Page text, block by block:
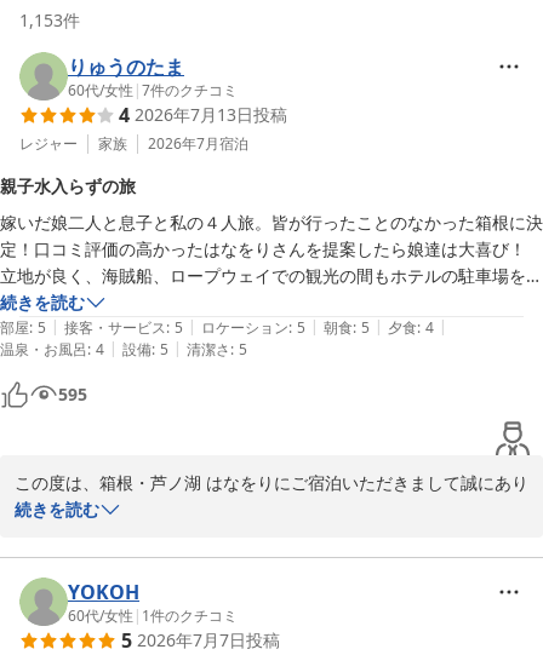
1,153件
りゅうのたま
60代/女性 |7件のクチコミ
4 2026年7月13日投稿
レジャー 家族 2026年7月宿泊
親子水入らずの旅
嫁いだ娘二人と息子と私の４人旅。皆が行ったことのなかった箱根に決
定！口コミ評価の高かったはなをりさんを提案したら娘達は大喜び！
立地が良く、海賊船、ロープウェイでの観光の間もホテルの駐車場を快
く貸していただきました。
ホテルはとても綺麗、広めのお部屋を予約したのでエキストラベッドを
２台用意いただき、親子水入らず楽しめました。
ブッフェのお料理も美味しく子ども達は満足していました。私は、レス
トランの席にもう少し余裕があれば隣席を気にせずグループでの会話が
続きを読む
部屋: 5 | 接客・サービス: 5 | ロケーション: 5 | 朝食: 5 | 夕食: 4 |
温泉・お風呂: 4 | 設備: 5 | 清潔さ: 5
595
この度は、箱根・芦ノ湖 はなをりにご宿泊いただきまして誠にあり
がとうございます。数ある施設の中から当館をお選びいただき、詳
す。ご滞在中、ごゆっくりお過ごしいただけた様子が伺え私共も大
変嬉しく存じます。箱根の名湯と芦ノ湖の雄大な眺望とのコラボレ
ーションが望める温泉や、旬の食材を使用した料理を堪能していた
だけたら幸いでございます。当館のビュッフェのメニューは季節に
続きを読む
YOKOH
60代/女性 | 1件のクチコミ
5 2026年7月7日投稿